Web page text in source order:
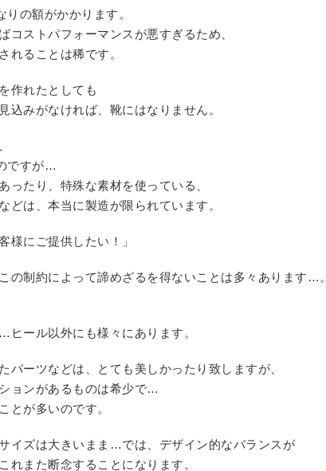
りの額がかかります。
コストパフォーマンスが悪すぎるため、
れることは稀です。
作れたとしても
込みがなければ、靴にはなりません。
ですが…
ったり、特殊な素材を使っている、
どは、本当に製造が限られています。
様にご提供したい！」
の制約によって諦めざるを得ないことは多々あります…。
ール以外にも様々にあります。
パーツなどは、とても美しかったり致しますが、
ョンがあるものは希少で…
とが多いのです。
イズは大きいまま…では、デザイン的なバランスが
また断念することになります。